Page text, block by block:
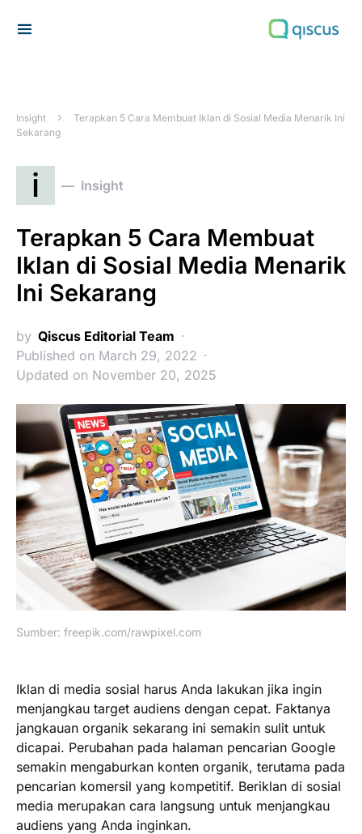
Insight
Terapkan 5 Cara Membuat Iklan di Sosial Media Menarik Ini
Sekarang
i Insight
Terapkan 5 Cara Membuat
Iklan di Sosial Media Menarik
Ini Sekarang
by Qiscus Editorial Team
Published on March 29, 2022
Updated on November 20, 2025
Sumber: freepik.com/rawpixel.com
Iklan di media sosial harus Anda lakukan jika ingin
menjangkau target audiens dengan cepat. Faktanya
jangkauan organik sekarang ini semakin sulit untuk
dicapai. Perubahan pada halaman pencarian Google
semakin mengaburkan konten organik, terutama pada
pencarian komersil yang kompetitif. Beriklan di sosial
media merupakan cara langsung untuk menjangkau
audiens yang Anda inginkan.